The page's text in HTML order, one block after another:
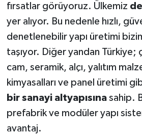
fırsatlar görüyoruz. Ülkemiz
yer alıyor. Bu nedenle hızlı,
denetlenebilir yapı üretimi
taşıyor. Diğer yandan Türkiye;
cam, seramik, alçı, yalıtım
kimyasalları ve panel üretimi
bir sanayi altyapısınasahip.
prefabrik ve modüler yapı
avantaj.